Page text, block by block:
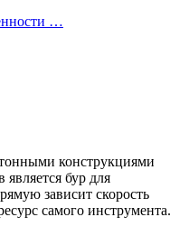
…
конструкциями
бур для
зависит скорость
самого инструмента.